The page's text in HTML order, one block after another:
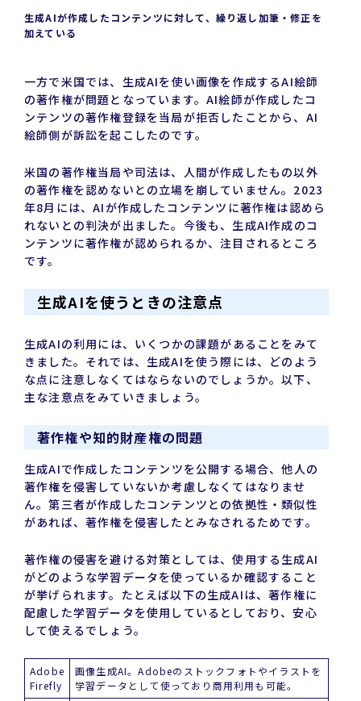
生成AIが作成したコンテンツに対して、繰り返し加筆・修正を
加えている
一方で米国では、生成AIを使い画像を作成するAI絵師
の著作権が問題となっています。AI絵師が作成したコ
ンテンツの著作権登録を当局が拒否したことから、AI
絵師側が訴訟を起こしたのです。
米国の著作権当局や司法は、人間が作成したもの以外
の著作権を認めないとの立場を崩していません。2023
年8月には、AIが作成したコンテンツに著作権は認めら
れないとの判決が出ました。今後も、生成AI作成のコ
ンテンツに著作権が認められるか、注目されるところ
です。
生成AIを使うときの注意点
生成AIの利用には、いくつかの課題があることをみて
きました。それでは、生成AIを使う際には、どのよう
な点に注意しなくてはならないのでしょうか。以下、
主な注意点をみていきましょう。
著作権や知的財産権の問題
生成AIで作成したコンテンツを公開する場合、他人の
著作権を侵害していないか考慮しなくてはなりませ
ん。第三者が作成したコンテンツとの依拠性・類似性
があれば、著作権を侵害したとみなされるためです。
著作権の侵害を避ける対策としては、使用する生成AI
がどのような学習データを使っているか確認すること
が挙げられます。たとえば以下の生成AIは、著作権に
配慮した学習データを使用しているとしており、安心
して使えるでしょう。
Adobe
Firefly
画像生成AI。Adobeのストックフォトやイラストを
学習データとして使っており商用利用も可能。